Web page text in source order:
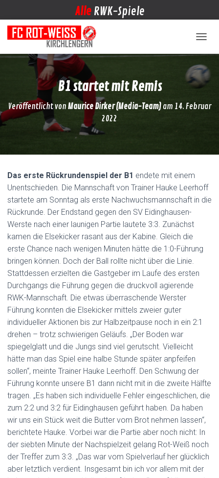
Alle RWK-Spiele
B1 startet mit Remis
Veröffentlicht von Maurice Dirker (Media-Team)am 14. Februar
2022
Das erste Rückrundenspiel der B1 endete mit einem
Unentschieden. Die Mannschaft von Trainer Hauke Leerhoff
startete am Sonntag als erste Nachwuchsmannschaft in die
Rückrunde. Der Endstand gegen den SV Eidinghausen-
Werste nach einer launigen Partie lautete 3:3. Zunächst
kamen die Elsekicker rasant aus der Kabine. Gleich die
erste Chance nach wenigen Minuten hätte die 1:0-Führung
bringen können. Doch der Ball rollte nicht über die Linie.
Stattdessen erzielten die Gastgeber im Laufe des ersten
Durchgangs die Führung gegen die druckvoll agierende
RWK-Mannschaft. Die etwas überraschende Werster
Führung konnten die Elsekicker mittels zweier guter
individueller Aktionen bis zur Halbzeitpause noch in ein 2:1
drehen – trotz schwierigen Geläufs. „Der Boden war
spiegelglatt und die Jungs sind viel gerutscht. Vielleicht
hätte man das Spiel eine halbe Stunde später anpfeifen
sollen“, meinte Trainer Hauke Leerhoff. Den Schwung der
Führung konnte unsere B1 dann nicht mit in die zweite Hälfte
tragen. „Es haben sich individuelle Fehler eingeschlichen, die
zum 2:2 und 3:2 für Eidinghausen geführt haben. Da haben
wir uns ein Stück weit die Butter vom Brot nehmen lassen“,
berichtete Hauke. Vorbei war die Partie aber noch nicht: In
der siebten Minute der Nachspielzeit gelang Rot-Weiß noch
der Treffer zum 3:3. „Das war vom Spielverlauf her glücklich
aber letztlich verdient. Insgesamt bin ich vor allem mit der